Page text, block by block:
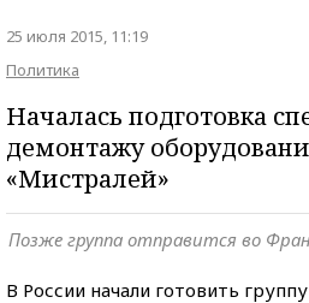
25 июля 2015, 11:19
Политика
Началась подготовка
демонтажу
«Мистралей»
Позже группа отправится во
В России начали готовить